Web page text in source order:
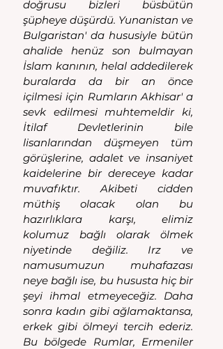
doğrusu bizleri büsbütün
şüpheye düşürdü. Yunanistan ve
Bulgaristan' da hususiyle bütün
ahalide henüz son bulmayan
İslam kanının, helal addedilerek
buralarda da bir an önce
içilmesi için Rumların Akhisar' a
sevk edilmesi muhtemeldir ki,
İtilaf Devletlerinin bile
lisanlarından düşmeyen tüm
görüşlerine, adalet ve insaniyet
kaidelerine bir dereceye kadar
muvafıktır. Akibeti cidden
müthiş olacak olan bu
hazırlıklara karşı, elimiz
kolumuz bağlı olarak ölmek
niyetinde değiliz. Irz ve
namusumuzun muhafazası
neye bağlı ise, bu hususta hiç bir
şeyi ihmal etmeyeceğiz. Daha
sonra kadın gibi ağlamaktansa,
erkek gibi ölmeyi tercih ederiz.
Bu bölgede Rumlar, Ermeniler